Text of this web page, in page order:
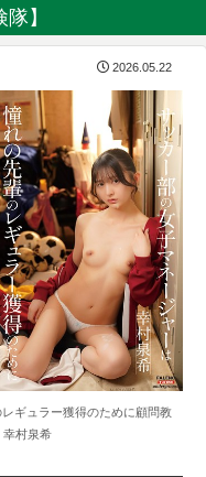
】
2026.05.22
ギュラー獲得のために顧問教
幸村泉希